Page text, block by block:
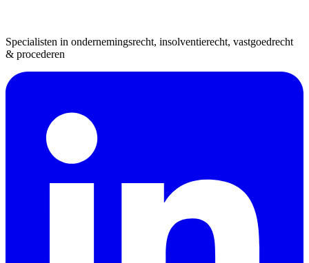
Specialisten in ondernemingsrecht, insolventierecht, vastgoedrecht
& procederen